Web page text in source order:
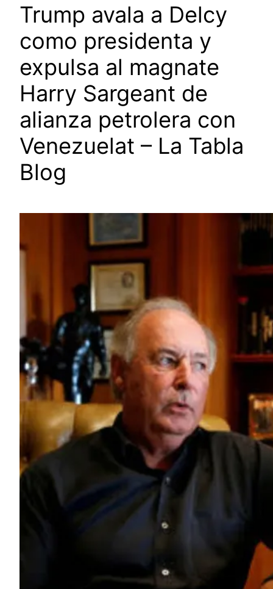
Trump avala a Delcy
como presidenta y
expulsa al magnate
Harry Sargeant de
alianza petrolera con
Venezuelat – La Tabla
Blog